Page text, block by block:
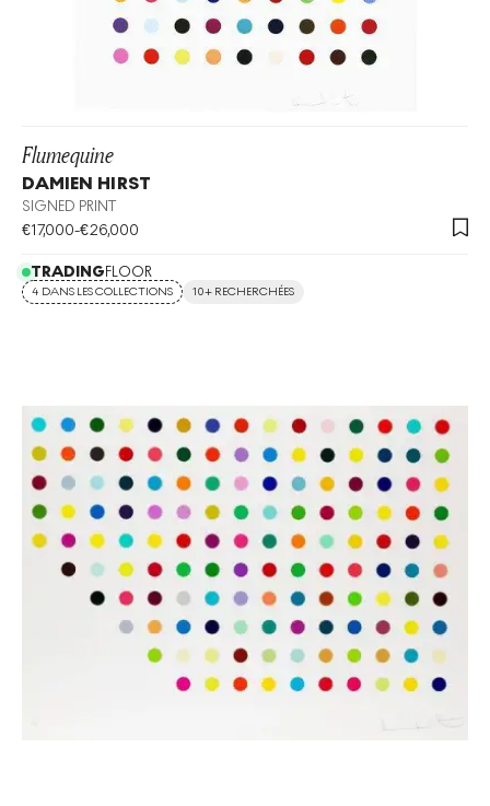
Flumequine
DAMIEN HIRST
SIGNED PRINT
€17,000-€26,000
TRADINGFLOOR
4 DANS LES COLLECTIONS 10+ RECHERCHÉES